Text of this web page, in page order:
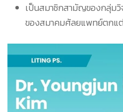
เป็นสมาชิกสามัญของกลุ่ม
ของสมาคมศัลยแพทย์ตกแ